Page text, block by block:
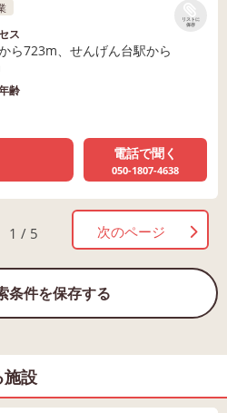
リストに
保存
ス
ら723m、せんげん台駅から
齢
電話で聞く
050-1807-4638
1 / 5 次のページ
条件を保存する
施設